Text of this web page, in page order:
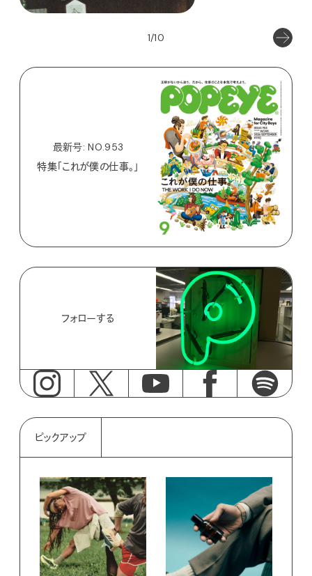
1/10
最新号: NO.953
特集「これが僕の仕事。」
フォローする
ピックアップ